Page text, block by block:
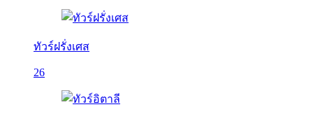
ทัวร์ฝรั่งเศส
26